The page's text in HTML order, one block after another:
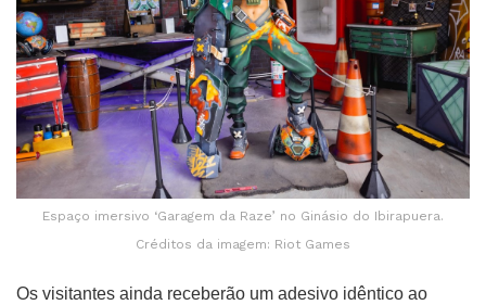
Espaço imersivo ‘Garagem da Raze’ no Ginásio do Ibirapuera.
Créditos da imagem: Riot Games
Os visitantes ainda receberão um adesivo idêntico ao